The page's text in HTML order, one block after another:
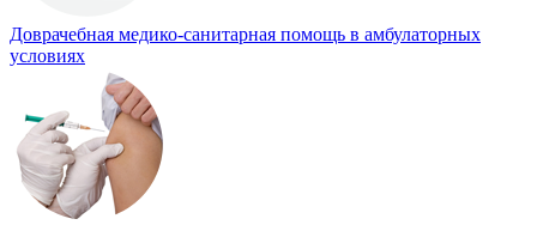
Доврачебная медико-санитарная помощь в амбулаторных
условиях